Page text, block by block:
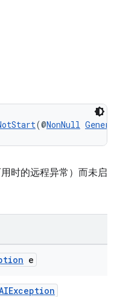
(@NonNull
时的远程异常）而未启
e